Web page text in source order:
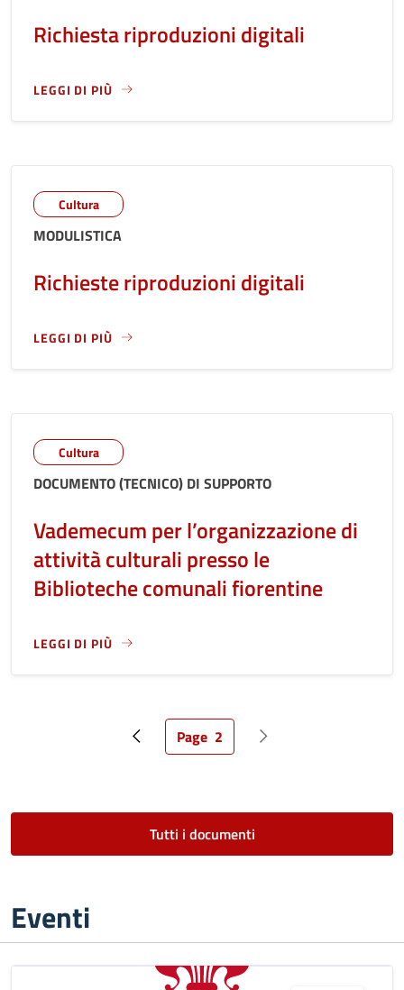
Richiesta riproduzioni digitali
LEGGI DI PIÙ
LEGGI ANCORA RIGUARDO A: RICHIESTA RIPRODUZIONI
Cultura
MODULISTICA
Richieste riproduzioni digitali
LEGGI DI PIÙ
LEGGI ANCORA RIGUARDO A: RICHIESTE RIPRODUZIONI
Cultura
DOCUMENTO (TECNICO) DI SUPPORTO
Vademecum per l’organizzazione di
attività culturali presso le
Biblioteche comunali fiorentine
LEGGI DI PIÙ
LEGGI ANCORA RIGUARDO A: VADEMECUM PER
Pagina precedente
Pagina attuale
Page 2 Pagina successiva
Tutti i documenti
Eventi